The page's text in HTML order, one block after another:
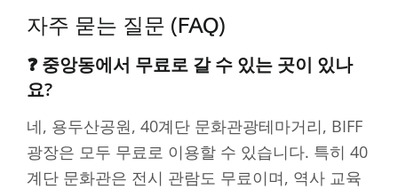
자주 묻는 질문 (FAQ)
❓ 중앙동에서 무료로 갈 수 있는 곳이 있나
요?
네, 용두산공원, 40계단 문화관광테마거리, BIFF
광장은 모두 무료로 이용할 수 있습니다. 특히 40
계단 문화관은 전시 관람도 무료이며, 역사 교육